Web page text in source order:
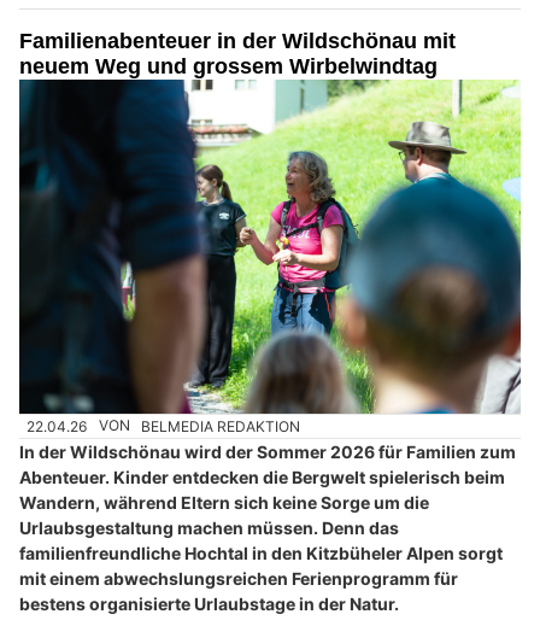
Familienabenteuer in der Wildschönau mit
neuem Weg und grossem Wirbelwindtag
22.04.26 VON BELMEDIA REDAKTION
In der Wildschönau wird der Sommer 2026 für Familien zum
Abenteuer. Kinder entdecken die Bergwelt spielerisch beim
Wandern, während Eltern sich keine Sorge um die
Urlaubsgestaltung machen müssen. Denn das
familienfreundliche Hochtal in den Kitzbüheler Alpen sorgt
mit einem abwechslungsreichen Ferienprogramm für
bestens organisierte Urlaubstage in der Natur.